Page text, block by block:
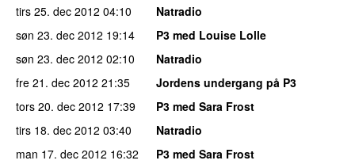
tirs 25. dec 2012 04:10
Natradio
søn 23. dec 2012 19:14
P3 med Louise Lolle
søn 23. dec 2012 02:10
Natradio
fre 21. dec 2012 21:35
Jordens undergang på P3
tors 20. dec 2012 17:39
P3 med Sara Frost
tirs 18. dec 2012 03:40
Natradio
man 17. dec 2012 16:32
P3 med Sara Frost